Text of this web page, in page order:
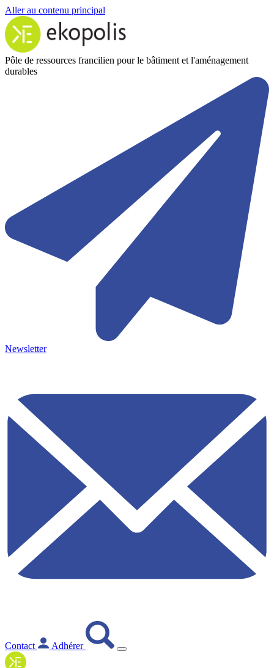
Aller au contenu principal
Pôle de ressources francilien pour le bâtiment et l'aménagement
durables
Newsletter
Contact Adhérer